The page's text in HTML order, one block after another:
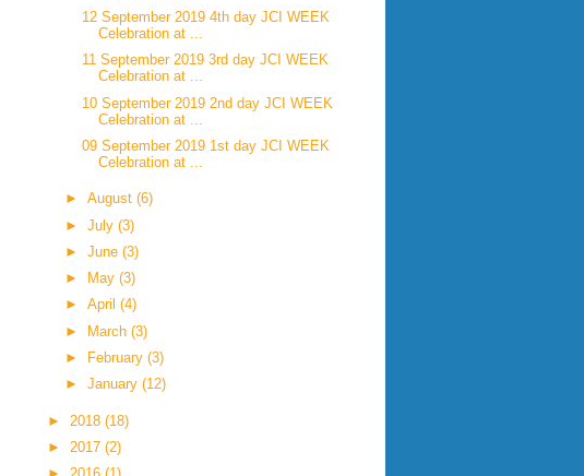
12 September 2019 4th day JCI WEEK
Celebration at ...
11 September 2019 3rd day JCI WEEK
Celebration at ...
10 September 2019 2nd day JCI WEEK
Celebration at ...
09 September 2019 1st day JCI WEEK
Celebration at ...
► August (6)
► July (3)
► June (3)
►
May (3)
► April (4)
► March (3)
►
February (3)
► January (12)
► 2018 (18)
► 2017 (2)